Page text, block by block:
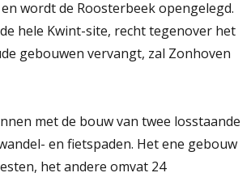
wordt de Roosterbeek opengelegd.
hele Kwint-site, recht tegenover het
gebouwen vervangt, zal Zonhoven
met de bouw van twee losstaande
en fietspaden. Het ene gebouw
het andere omvat 24